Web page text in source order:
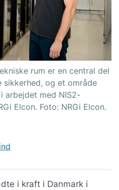
rum er en central del
sikkerhed, og et område
arbejdet med NIS2-
Elcon. Foto: NRGi Elcon.
i kraft i Danmark i